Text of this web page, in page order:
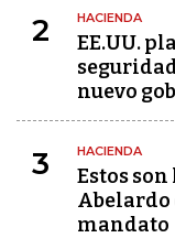
2 HACIENDA
EE.UU.
nuevo
3 HACIENDA
Estos
Abelardo
mandato